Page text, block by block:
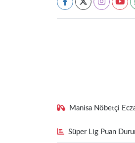
Manisa Nöbetçi
Süper Lig Puan